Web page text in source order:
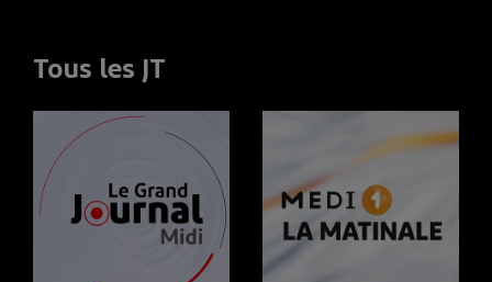
Tous les JT